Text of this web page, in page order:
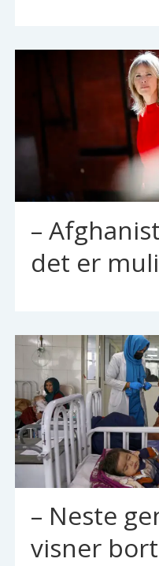
–
det er
– Neste
visner bort